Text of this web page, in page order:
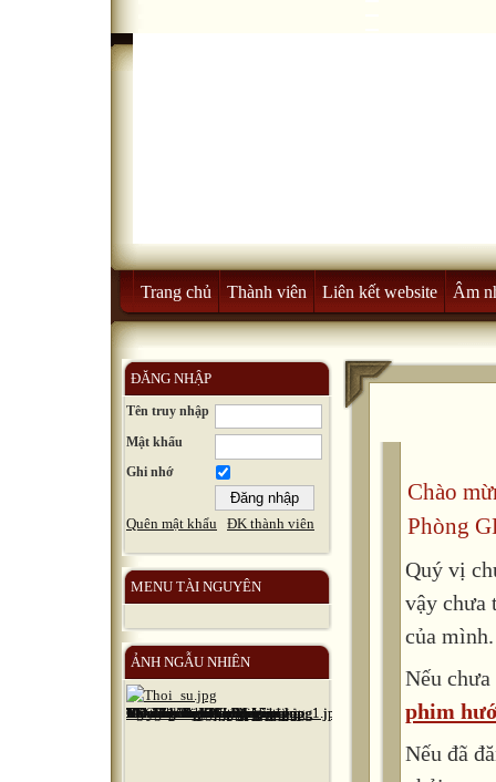
Trang chủ Thành viên Liên kết website Âm
ĐĂNG NHẬP
Tên truy nhập
Mật khẩu
Ghi nhớ
Quên mật khẩu ĐK thành viên
MENU TÀI NGUYÊN
ẢNH NGẪU NHIÊN
Chào
Phòng
Quý vị
vậy chưa
của mình.
Nếu
phim
Nếu đã